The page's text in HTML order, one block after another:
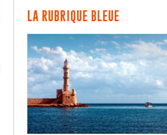
LA RUBRIQUE BLEUE